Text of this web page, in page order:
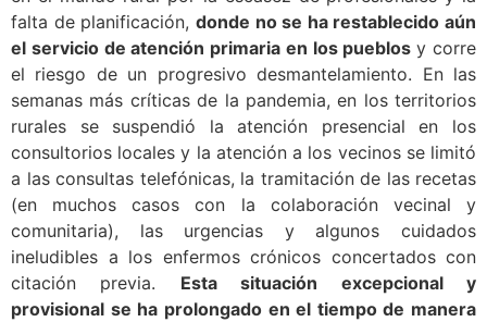
falta de planificación, donde no se ha restablecido aún
el servicio de atención primaria en los pueblosy corre
el riesgo de un progresivo desmantelamiento. En las
semanas más críticas de la pandemia, en los territorios
rurales se suspendió la atención presencial en los
consultorios locales y la atención a los vecinos se limitó
a las consultas telefónicas, la tramitación de las recetas
(en muchos casos con la colaboración vecinal y
comunitaria), las urgencias y algunos cuidados
ineludibles a los enfermos crónicos concertados con
citación previa. Esta situación excepcional y
provisional se ha prolongado en el tiempo de manera